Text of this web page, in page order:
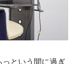
という間に過ぎ